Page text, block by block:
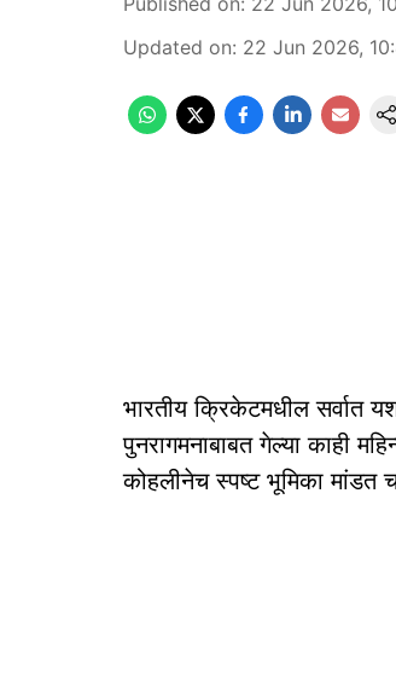
Updated on: 22 Jun 2026,
भारतीय क्रिकेटमधील सर्वात
पुनरागमनाबाबत गेल्या काही
कोहलीनेच स्पष्ट भूमिका मांडत